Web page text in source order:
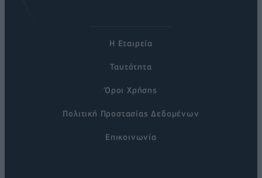
Η Εταιρεία
Ταυτότητα
Όροι Χρήσης
Πολιτική Προστασίας Δεδομένων
Επικοινωνία